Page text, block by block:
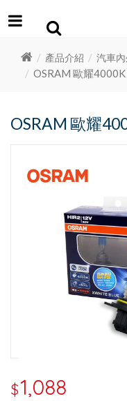
產品介紹 汽車
OSRAM 歐耀
OSRAM 歐耀
$1,088